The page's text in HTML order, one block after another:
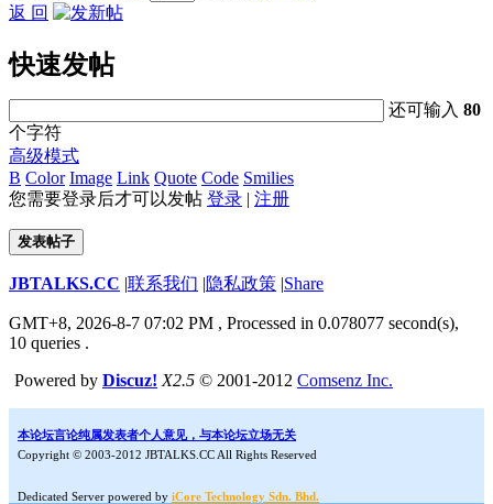
返 回
快速发帖
还可输入80
个字符
高级模式
B Color Image Link Quote Code Smilies
您需要登录后才可以发帖 登录 | 注册
发表帖子
JBTALKS.CC |联系我们 |隐私政策 |Share
GMT+8, 2026-8-7 07:02 PM , Processed in 0.078077 second(s),
10 queries .
Powered by Discuz! X2.5 © 2001-2012 Comsenz Inc.
本论坛言论纯属发表者个人意见，与本论坛立场无关
Copyright © 2003-2012 JBTALKS.CC All Rights Reserved
Dedicated Server powered by iCore Technology Sdn. Bhd.